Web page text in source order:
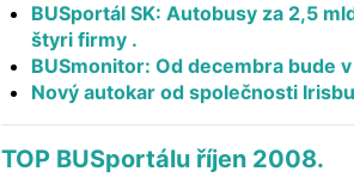
BUSportál SK: Autobusy za 2,5
štyri firmy .
BUSmonitor: Od decembra bude
Nový autokar od společnosti
TOP BUSportálu říjen 2008.